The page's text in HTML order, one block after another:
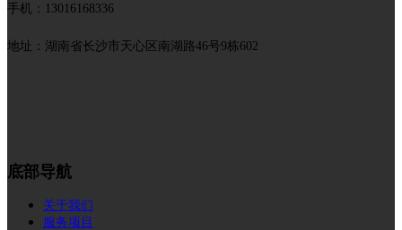
手机：13016168336
地址：湖南省长沙市天心区南湖路46号9栋602
底部导航
关于我们
服务项目